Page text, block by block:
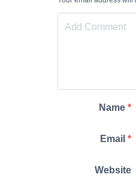
Name *
Email *
Website